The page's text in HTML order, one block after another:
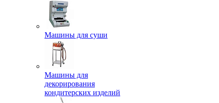
Машины для суши
Машины для
декорирования
кондитерских изделий